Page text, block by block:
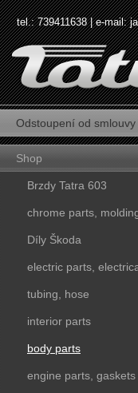
tel.: 739411638 | e-mail:
Odstoupení od smlouvy
Shop
Brzdy Tatra 603
chrome parts,
Díly Škoda
electric parts,
tubing, hose
interior parts
body parts
engine parts, gaskets